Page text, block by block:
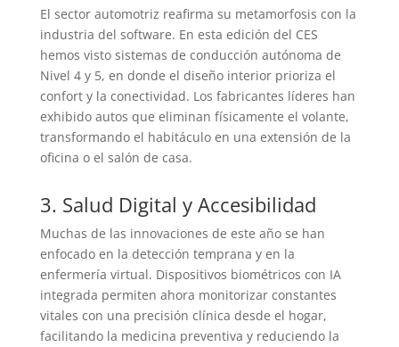
El sector automotriz reafirma su metamorfosis con la
industria del software. En esta edición del CES
hemos visto sistemas de conducción autónoma de
Nivel 4 y 5, en donde el diseño interior prioriza el
confort y la conectividad. Los fabricantes líderes han
exhibido autos que eliminan físicamente el volante,
transformando el habitáculo en una extensión de la
oficina o el salón de casa.
3. Salud Digital y Accesibilidad
Muchas de las innovaciones de este año se han
enfocado en la detección temprana y en la
enfermería virtual. Dispositivos biométricos con IA
integrada permiten ahora monitorizar constantes
vitales con una precisión clínica desde el hogar,
facilitando la medicina preventiva y reduciendo la